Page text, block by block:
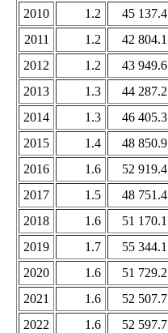
2010 1.2 45 137.4
2011
1.2 42 804.1
2012
1.2 43 949.6
2013
1.3 44 287.2
2014
1.3 46 405.3
2015
1.4 48 850.9
2016
1.6 52 919.4
2017
1.5 48 751.4
2018
1.6 51 170.1
2019
1.7 55 344.1
2020
1.6 51 729.2
2021
1.6 52 507.7
2022
1.6 52 597.7